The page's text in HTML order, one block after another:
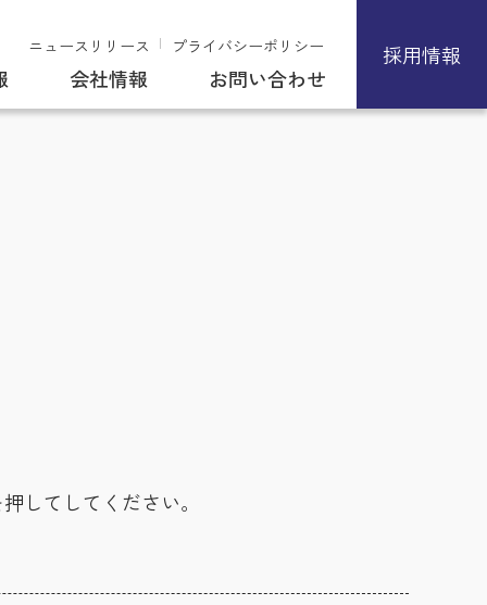
ニュースリリース プライバシーポリシー
会社情報 お問い合わせ
採用情報
してしてください。